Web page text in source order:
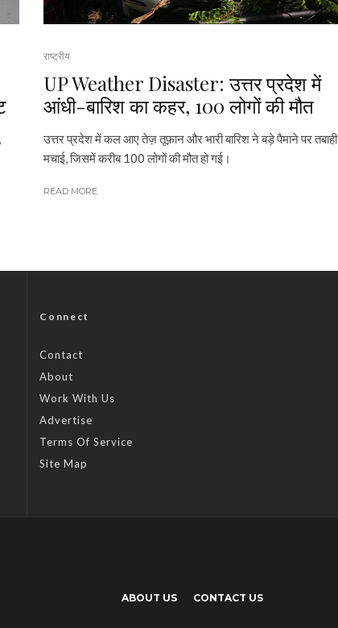
राष्ट्रीय
UP Weather Disaster: उत्तर प्रदेश में
आंधी-बारिश का कहर, 100 लोगों की मौत
उत्तर प्रदेश में कल आए तेज़ तूफ़ान और भारी बारिश ने बड़े पैमाने पर तबाही
मचाई, जिसमें करीब 100 लोगों की मौत हो गई।
READ MORE
Connect
Contact
About
Work With Us
Advertise
Terms Of Service
Site Map
ABOUT US CONTACT US